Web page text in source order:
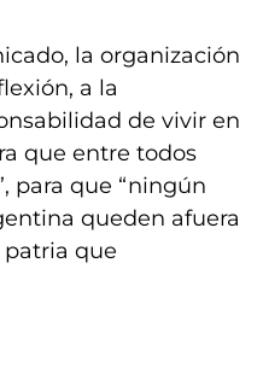
la organización
a la
de vivir en
que entre todos
para que “ningún
queden afuera
que